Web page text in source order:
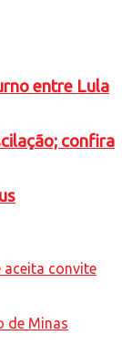
entre Lula
confira